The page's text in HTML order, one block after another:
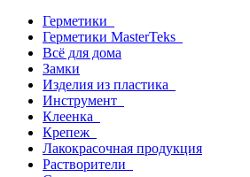
Герметики
Герметики MasterTeks
Всё для дома
Замки
Изделия из пластика
Инструмент
Клеенка
Крепеж
Лакокрасочная продукция
Растворители